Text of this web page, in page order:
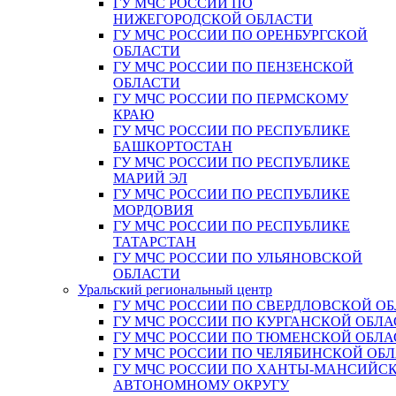
ГУ МЧС РОССИИ ПО
НИЖЕГОРОДСКОЙ ОБЛАСТИ
ГУ МЧС РОССИИ ПО ОРЕНБУРГСКОЙ
ОБЛАСТИ
ГУ МЧС РОССИИ ПО ПЕНЗЕНСКОЙ
ОБЛАСТИ
ГУ МЧС РОССИИ ПО ПЕРМСКОМУ
КРАЮ
ГУ МЧС РОССИИ ПО РЕСПУБЛИКЕ
БАШКОРТОСТАН
ГУ МЧС РОССИИ ПО РЕСПУБЛИКЕ
МАРИЙ ЭЛ
ГУ МЧС РОССИИ ПО РЕСПУБЛИКЕ
МОРДОВИЯ
ГУ МЧС РОССИИ ПО РЕСПУБЛИКЕ
ТАТАРСТАН
ГУ МЧС РОССИИ ПО УЛЬЯНОВСКОЙ
ОБЛАСТИ
Уральский региональный центр
ГУ МЧС РОССИИ ПО СВЕРДЛОВСКОЙ
ГУ МЧС РОССИИ ПО КУРГАНСКОЙ
ГУ МЧС РОССИИ ПО ТЮМЕНСКОЙ
ГУ МЧС РОССИИ ПО ЧЕЛЯБИНСКОЙ
ГУ МЧС РОССИИ ПО ХАНТЫ-
АВТОНОМНОМУ ОКРУГУ